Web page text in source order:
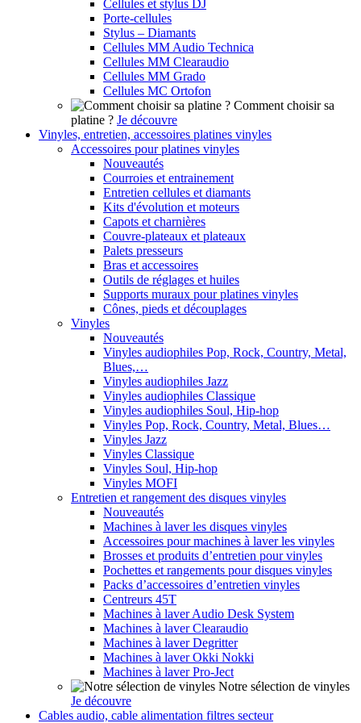
Cellules et stylus DJ
Porte-cellules
Stylus – Diamants
Cellules MM Audio Technica
Cellules MM Clearaudio
Cellules MM Grado
Cellules MC Ortofon
Comment choisir sa
platine ? Je découvre
Vinyles, entretien, accessoires platines vinyles
Accessoires pour platines vinyles
Nouveautés
Courroies et entrainement
Entretien cellules et diamants
Kits d'évolution et moteurs
Capots et charnières
Couvre-plateaux et plateaux
Palets presseurs
Bras et accessoires
Outils de réglages et huiles
Supports muraux pour platines vinyles
Cônes, pieds et découplages
Vinyles
Nouveautés
Vinyles audiophiles Pop, Rock, Country, Metal,
Blues,…
Vinyles audiophiles Jazz
Vinyles audiophiles Classique
Vinyles audiophiles Soul, Hip-hop
Vinyles Pop, Rock, Country, Metal, Blues…
Vinyles Jazz
Vinyles Classique
Vinyles Soul, Hip-hop
Vinyles MOFI
Entretien et rangement des disques vinyles
Nouveautés
Machines à laver les disques vinyles
Accessoires pour machines à laver les vinyles
Brosses et produits d’entretien pour vinyles
Pochettes et rangements pour disques vinyles
Packs d’accessoires d’entretien vinyles
Centreurs 45T
Machines à laver Audio Desk System
Machines à laver Clearaudio
Machines à laver Degritter
Machines à laver Okki Nokki
Machines à laver Pro-Ject
Notre sélection de vinyles
Je découvre
Cables audio, cable alimentation filtres secteur